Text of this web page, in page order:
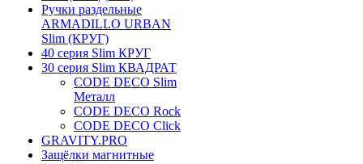
Ручки раздельные
ARMADILLO URBAN
Slim (КРУГ)
40 серия Slim КРУГ
30 серия Slim КВАДРАТ
CODE DECO Slim
Металл
CODE DECO Rock
CODE DECO Click
GRAVITY.PRO
Защёлки магнитные